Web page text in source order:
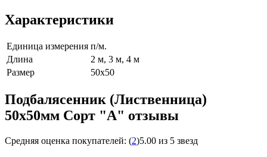
Характеристики
Единица измерения п/м.
Длина
2 м, 3 м, 4 м
Размер
50x50
Подбалясенник (Лиственница)
50х50мм Сорт "A" отзывы
Средняя оценка покупателей: (2)5.00 из 5 звезд